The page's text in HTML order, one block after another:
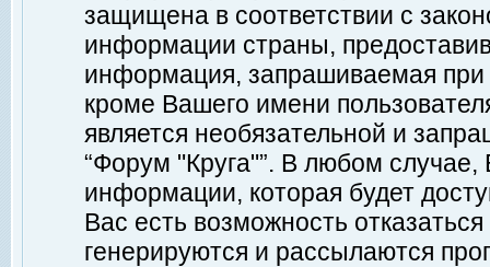
защищена в соответствии с
информации страны,
информация, запрашиваемая при
кроме Вашего имени
является необязательной и
“Форум "Круга"”. В любом
информации, которая будет
Вас есть возможность
генерируются и рассылаются